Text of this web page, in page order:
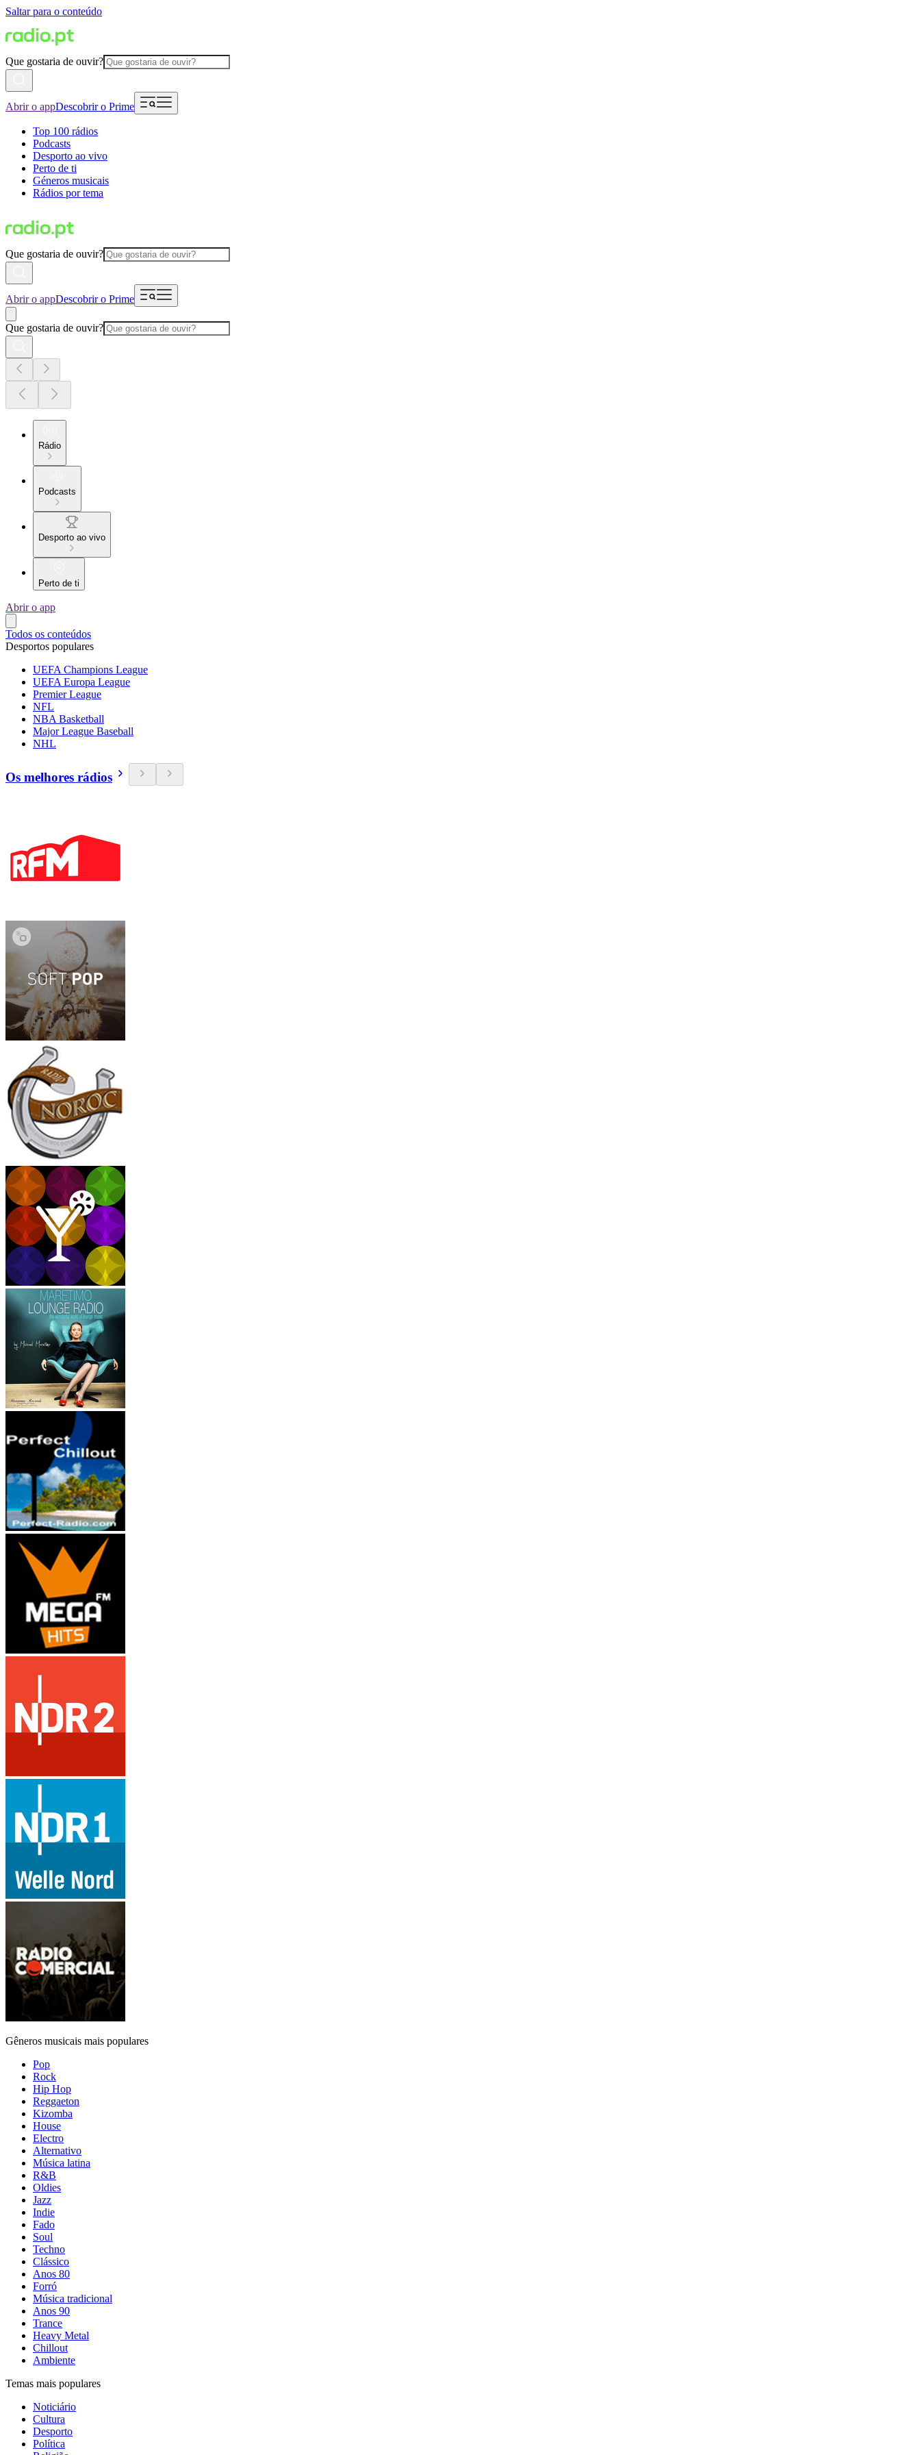
Saltar para o conteúdo
Que gostaria de ouvir?
Abrir o appDescobrir o Prime
Top 100 rádios
Podcasts
Desporto ao vivo
Perto de ti
Géneros musicais
Rádios por tema
Que gostaria de ouvir?
Abrir o appDescobrir o Prime
Que gostaria de ouvir?
Rádio
Podcasts
Desporto ao vivo
Perto de ti
Abrir o app
Todos os conteúdos
Desportos populares
UEFA Champions League
UEFA Europa League
Premier League
NFL
NBA Basketball
Major League Baseball
NHL
Os melhores rádios
Gêneros musicais mais populares
Pop
Rock
Hip Hop
Reggaeton
Kizomba
House
Electro
Alternativo
Música latina
R&B
Oldies
Jazz
Indie
Fado
Soul
Techno
Clássico
Anos 80
Forró
Música tradicional
Anos 90
Trance
Heavy Metal
Chillout
Ambiente
Temas mais populares
Noticiário
Cultura
Desporto
Política